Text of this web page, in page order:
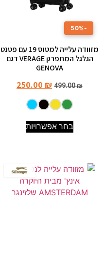
-50%
מזוודה עלייה למטוס 19 עם פטנט
הגלגל המתפרק VERAGE דגם
GENOVA
499.00₪
250.00 ₪
בחר אפשרויות